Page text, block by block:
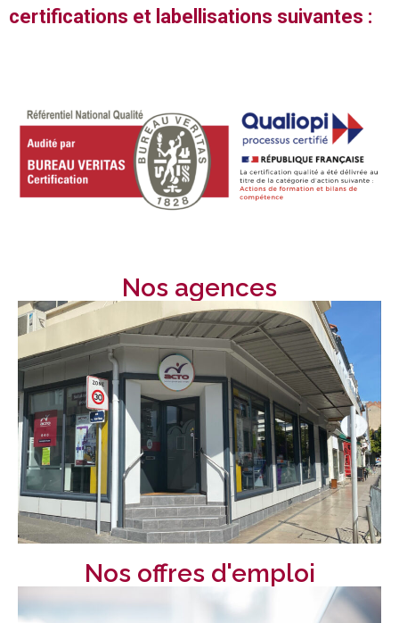
certifications et labellisations suivantes :
Nos agences
Nos offres d'emploi